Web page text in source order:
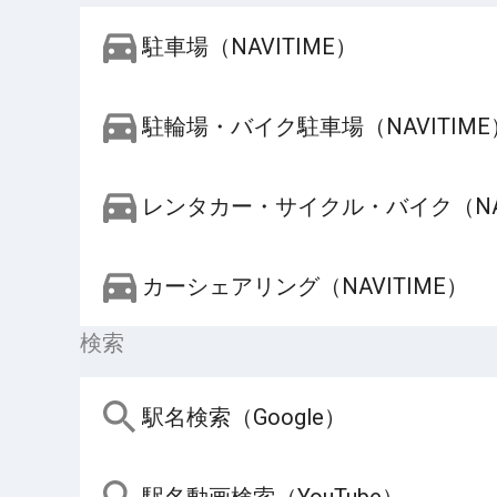
駐車場（NAVITIME）
駐輪場・バイク駐車場（NAVITIME
レンタカー・サイクル・バイク（
カーシェアリング（NAVITIME）
検索
駅名検索（Google）